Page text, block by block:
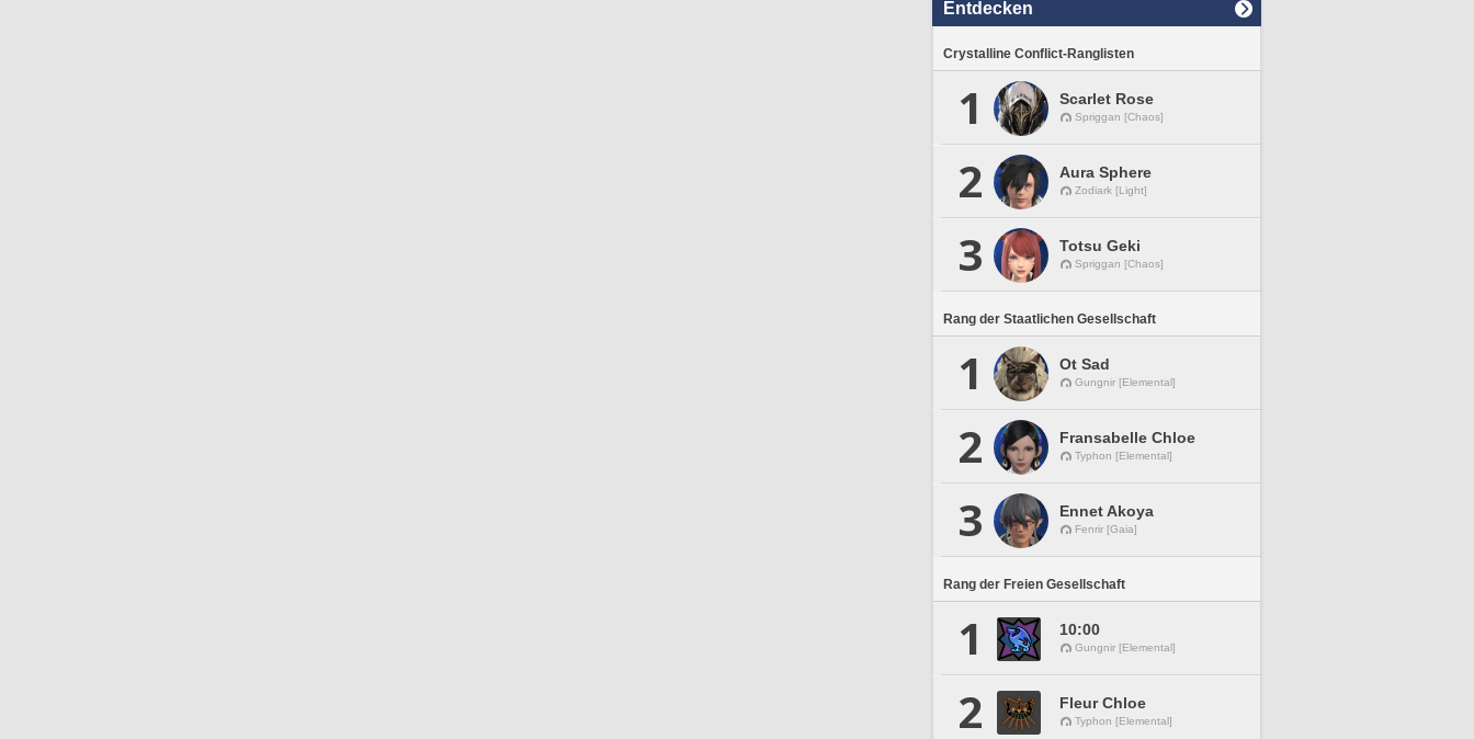
Entdecken
Crystalline Conflict-Ranglisten
1 Scarlet Rose
Spriggan [Chaos]
2 Aura Sphere
Zodiark [Light]
3 Totsu Geki
Spriggan [Chaos]
Rang der Staatlichen Gesellschaft
1 Ot Sad
Gungnir [Elemental]
2 Fransabelle Chloe
Typhon [Elemental]
3 Ennet Akoya
Fenrir [Gaia]
Rang der Freien Gesellschaft
1 10:00
Gungnir [Elemental]
2 Fleur Chloe
Typhon [Elemental]